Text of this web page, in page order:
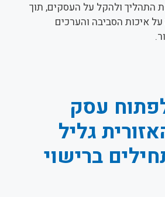
התהליך ולהקל על העסקים, תוך
איכות הסביבה והערכים
עסק
גליל
ברישוי